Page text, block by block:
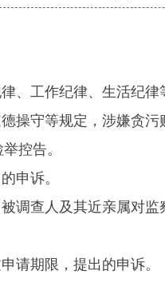
工作纪律、生活纪律
守等规定，涉嫌贪污
控告。
申诉。
查人及其近亲属对监
期限，提出的申诉。